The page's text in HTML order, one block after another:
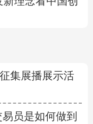
集展播展示活
员是如何做到